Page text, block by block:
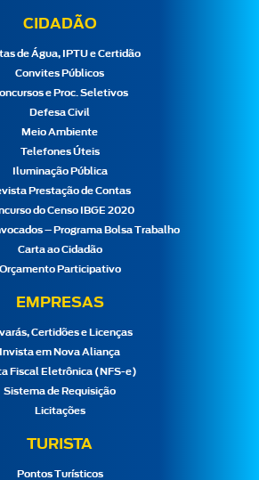
CIDADÃO
de Água, IPTU e Certidão
Convites Públicos
e Proc. Seletivos
Defesa Civil
Meio Ambiente
Telefones Úteis
Iluminação Pública
Prestação de Contas
do Censo IBGE 2020
– Programa Bolsa Trabalho
Carta ao Cidadão
Orçamento Participativo
EMPRESAS
Certidões e Licenças
Invista em Nova Aliança
Fiscal Eletrônica (NFS-e)
Sistema de Requisição
Licitações
TURISTA
Pontos Turísticos